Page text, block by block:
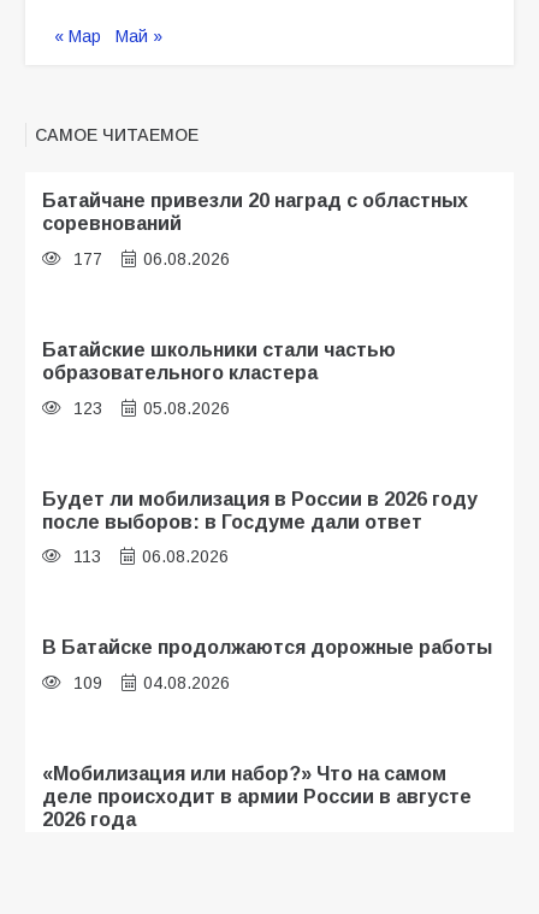
« Мар Май »
САМОЕ ЧИТАЕМОЕ
Батайчане привезли 20 наград с областных
соревнований
177 06.08.2026
Батайские школьники стали частью
образовательного кластера
123 05.08.2026
Будет ли мобилизация в России в 2026 году
после выборов: в Госдуме дали ответ
113 06.08.2026
В Батайске продолжаются дорожные работы
109 04.08.2026
«Мобилизация или набор?» Что на самом
деле происходит в армии России в августе
2026 года